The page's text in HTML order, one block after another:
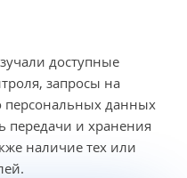
доступные
запросы на
персональных данных
передачи и хранения
наличие тех или